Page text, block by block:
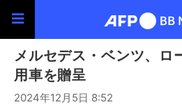
メルセデス・ベンツ、ロ
用車を贈呈
2024年12月5日 8:52